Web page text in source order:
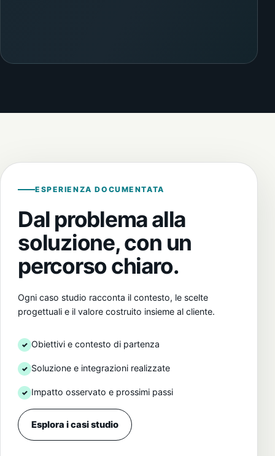
ESPERIENZA DOCUMENTATA
Dal problema alla
soluzione, con un
percorso chiaro.
Ogni caso studio racconta il contesto, le scelte
progettuali e il valore costruito insieme al cliente.
Obiettivi e contesto di partenza
Soluzione e integrazioni realizzate
Impatto osservato e prossimi passi
Esplora i casi studio